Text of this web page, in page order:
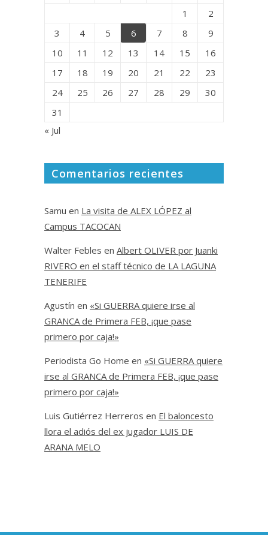
1
2
3
4 5 6 7 8
9
10
11 12 13 14 15
16
17
18 19 20 21 22
23
24
25 26 27 28 29
30
31
« Jul
Comentarios recientes
Samu en La visita de ALEX LÓPEZ al
Campus TACOCAN
Walter Febles en Albert OLIVER por Juanki
RIVERO en el staff técnico de LA LAGUNA
TENERIFE
Agustín en «Si GUERRA quiere irse al
GRANCA de Primera FEB, ¡que pase
primero por caja!»
Periodista Go Home en «Si GUERRA quiere
irse al GRANCA de Primera FEB, ¡que pase
primero por caja!»
Luis Gutiérrez Herreros en El baloncesto
llora el adiós del ex jugador LUIS DE
ARANA MELO